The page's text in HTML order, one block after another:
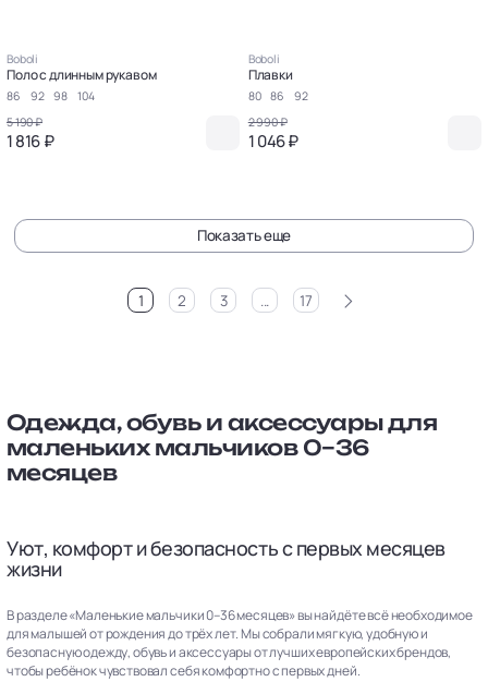
Boboli
Поло с длинным рукавом
86 92 98
104
5 190 ₽
1 816 ₽
Boboli
Плавки
80 86
92
2 990 ₽
1 046 ₽
Показать еще
1 2 3 17 >
Одежда, обувь и аксессуары для
маленьких мальчиков 0–36
месяцев
Уют, комфорт и безопасность с первых месяцев
жизни
В разделе «Маленькие мальчики 0–36 месяцев» вы найдёте всё необходимое
для малышей от рождения до трёх лет. Мы собрали мягкую, удобную и
безопасную одежду, обувь и аксессуары от лучших европейских брендов,
чтобы ребёнок чувствовал себя комфортно с первых дней.